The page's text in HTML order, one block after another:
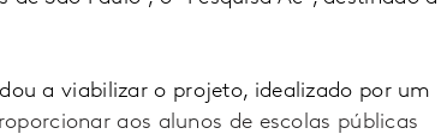
a viabilizar o projeto, idealizado por um
aos alunos de escolas públicas